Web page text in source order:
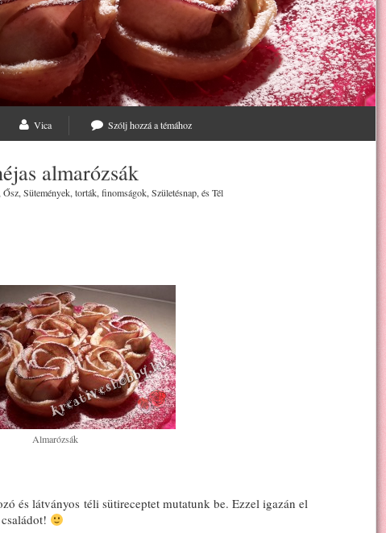
Vica Szólj hozzá a témához
almarózsák
Ősz,Sütemények, torták, finomságok,Születésnap, ésTél
Almarózsák
és látványos téli sütireceptet mutatunk be. Ezzel igazán el